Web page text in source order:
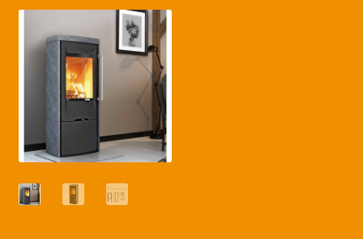
Algemene voorwaarden
Betaling geannuleerd
Betaling voltooid
Contact
Disclaimer